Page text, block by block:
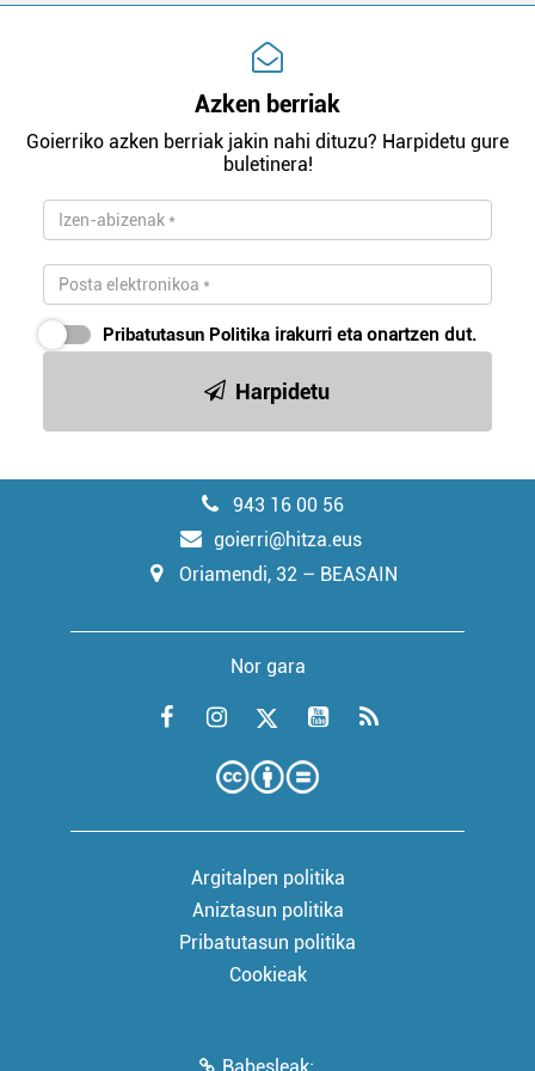
Azken berriak
Goierriko azken berriak jakin nahi dituzu? Harpidetu gure
buletinera!
Pribatutasun Politika irakurri eta onartzen dut.
Harpidetu
943 16 00 56
goierri@hitza.eus
Oriamendi, 32 – BEASAIN
Nor gara
Argitalpen politika
Aniztasun politika
Pribatutasun politika
Cookieak
Babesleak: